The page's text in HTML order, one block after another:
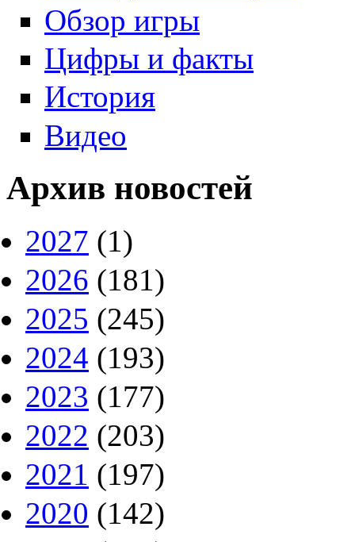
Обзор игры
Цифры и факты
История
Видео
Архив новостей
2027 (1)
2026 (181)
2025 (245)
2024 (193)
2023 (177)
2022 (203)
2021 (197)
2020 (142)